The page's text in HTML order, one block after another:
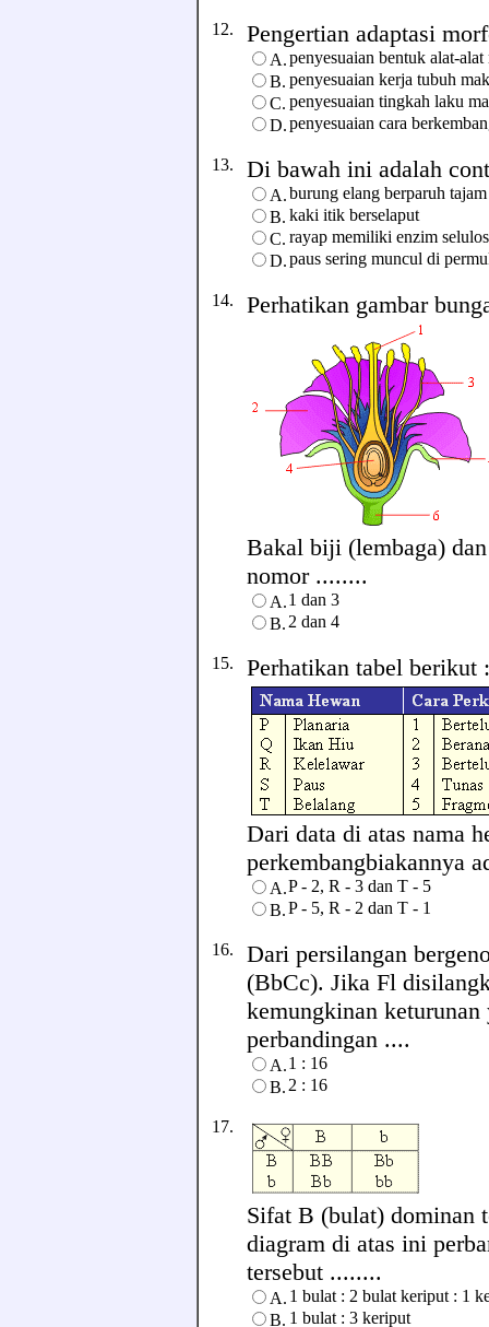
12. Pengertian adaptasi
A.penyesuaian bentuk alat-
B. penyesuaian kerja tubuh
C. penyesuaian tingkah laku
D.penyesuaian cara
13. Di bawah ini adalah
A.burung elang berparuh tajam
B. kaki itik berselaput
C. rayap memiliki enzim
D.paus sering muncul di
14. Perhatikan gambar
Bakal biji (lembaga)
nomor ........
A.1 dan 3
B. 2 dan 4
15. Perhatikan tabel berikut :
Dari data di atas nama
perkembangbiakannya
A.P - 2, R - 3 dan T - 5
B.P - 5, R - 2 dan T - 1
16. Dari persilangan
(BbCc). Jika Fl
kemungkinan
perbandingan ....
A.1 : 16
B. 2 : 16
17.
Sifat B (bulat) dominan
diagram di atas ini
tersebut ........
A. 1 bulat : 2 bulat keriput : 1
B. 1 bulat : 3 keriput